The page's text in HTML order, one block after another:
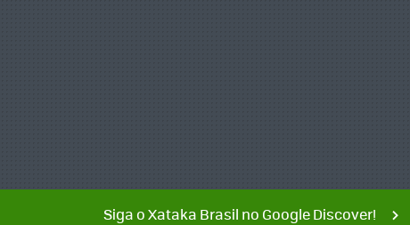
Siga o Xataka Brasil no Google Discover!